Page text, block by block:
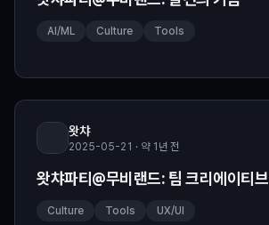
AI/ML Culture Tools
왓챠
2025-05-21 · 약 1년 전
왓챠파티@무비랜드: 팀 크리에이티브
Culture Tools UX/UI